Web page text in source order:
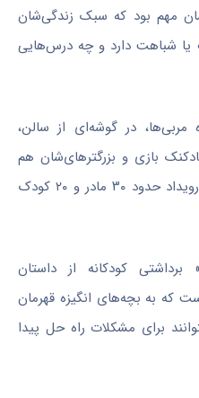
مهم بود که سبک زندگی‌شان
یا شباهت دارد و چه درس‌هایی
در گوشه‌ای از سالن،
بازی و بزرگترهای‌شان هم
مشغول کتابخوانی بودند. در این رویداد حدود ۳۰ مادر و ۲۰ کودک
کودکانه از داستان
که به بچه‌های انگیزه قهرمان
برای مشکلات راه حل پیدا